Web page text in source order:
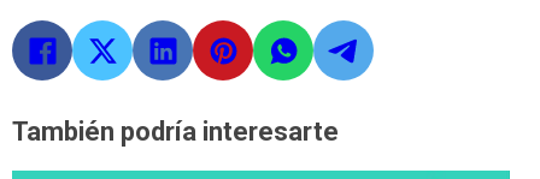
También podría interesarte